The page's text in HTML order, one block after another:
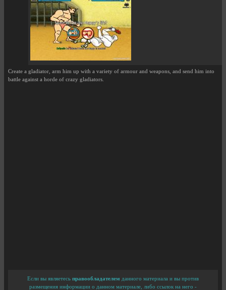
Create a gladiator, arm him up with a variety of armour and weapons, and send him into
battle against a horde of crazy gladiators.
Если вы являетесь правообладателем данного материала и вы против
размещения информации о данном материале, либо ссылок на него -